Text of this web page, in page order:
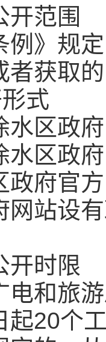
范围
规定
者获取
式
区政府
政府
政府官
网站设
时限
旅游
起20个